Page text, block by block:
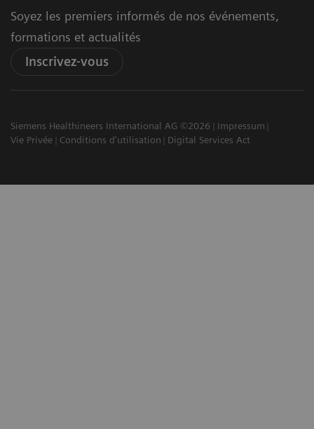
Soyez les premiers informés de nos événements,
formations et actualités
Inscrivez-vous
Siemens Healthineers International AG ©2026
Impressum
Vie Privée
Conditions d'utilisation Digital Services Act